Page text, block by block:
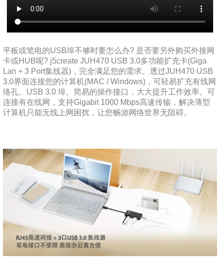
平板或笔电的USB埠不够时要怎么办? 是否要另外购买外接网
卡或HUB呢? j5create JUH470 USB 3.0多功能扩充卡(Giga
Lan + 3 Port集线器)，完全满足您的需求。透过JUH470 USB
3.0界面连接您的计算机(MAC / Windows)，可轻易扩充有线网
络孔、USB 3.0 埠。简易的操作接口，大大提升工作效率。可
连接有在线网，支持Gigabit 1000 Mbps高速传输，解决薄型
计算机只能无线上网困扰，让您畅游网络世界无阻碍。